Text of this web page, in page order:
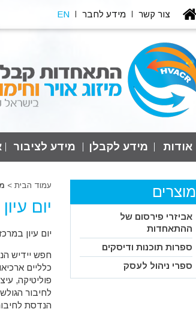
צור קשר מידע לחבר EN
אודות מידע לקבלן מידע לציבור
עמוד הבית >
יום
יום עיון
חפש יידיש
כלליים
פוליטיקה,
לחיבור
הנדסת
מוצרים
אביזרי פירסום של
ההתאחדות
ספרות תוכנות ודיסקים
ספרי ניהול לעסק